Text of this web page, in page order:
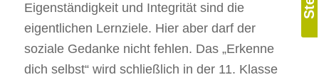
Eigenständigkeit und Integrität sind die
eigentlichen Lernziele. Hier aber darf der
soziale Gedanke nicht fehlen. Das „Erkenne
dich selbst“ wird schließlich in der 11. Klasse